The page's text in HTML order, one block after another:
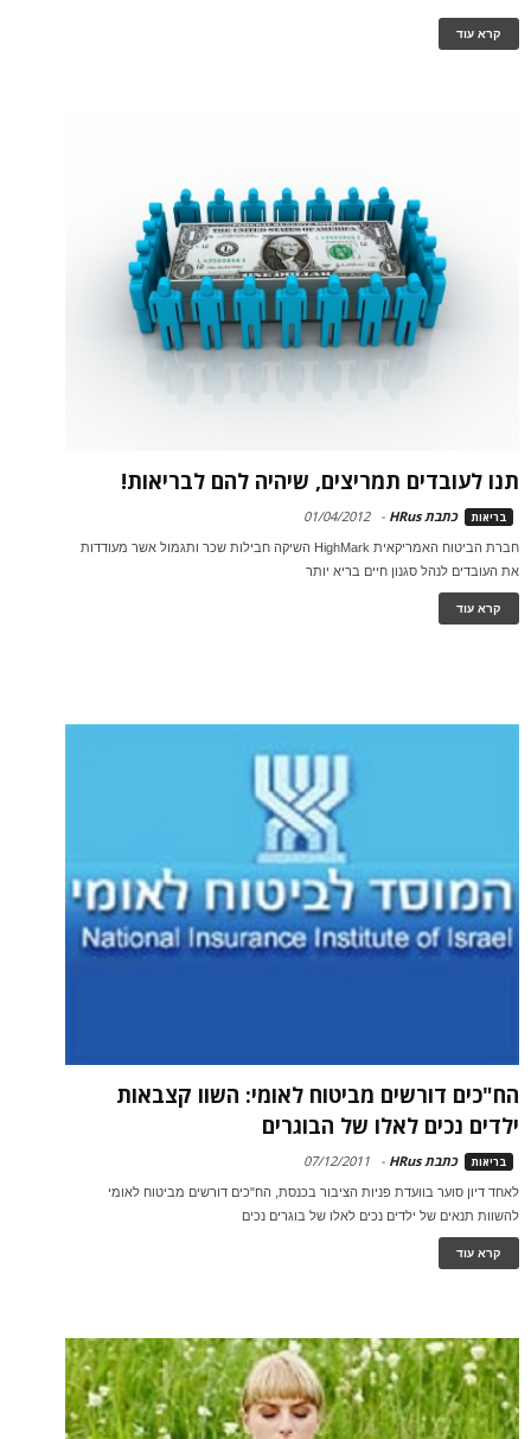
קרא עוד
תנו לעובדים תמריצים, שיהיה להם לבריאות!
בריאות כתבת HRus -
01/04/2012
חברת הביטוח האמריקאית HighMark השיקה חבילות שכר ותגמול אשר מעודדות
את העובדים לנהל סגנון חיים בריא יותר
קרא עוד
הח"כים דורשים מביטוח לאומי: השוו קצבאות
ילדים נכים לאלו של הבוגרים
בריאות כתבת HRus -
07/12/2011
לאחד דיון סוער בוועדת פניות הציבור בכנסת, הח"כים דורשים מביטוח לאומי
להשוות תנאים של ילדים נכים לאלו של בוגרים נכים
קרא עוד